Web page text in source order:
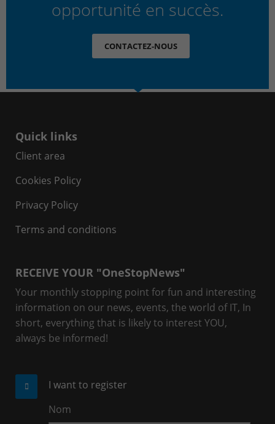
opportunité en succès.
CONTACTEZ-NOUS
Quick links
Client area
Cookies Policy
Privacy Policy
Terms and conditions
RECEIVE YOUR "OneStopNews"
Your monthly stopping point for fun and interesting
information on our news, events, the world of IT, In
short, everything that is likely to interest YOU,
always be informed!
I want to register
Nom